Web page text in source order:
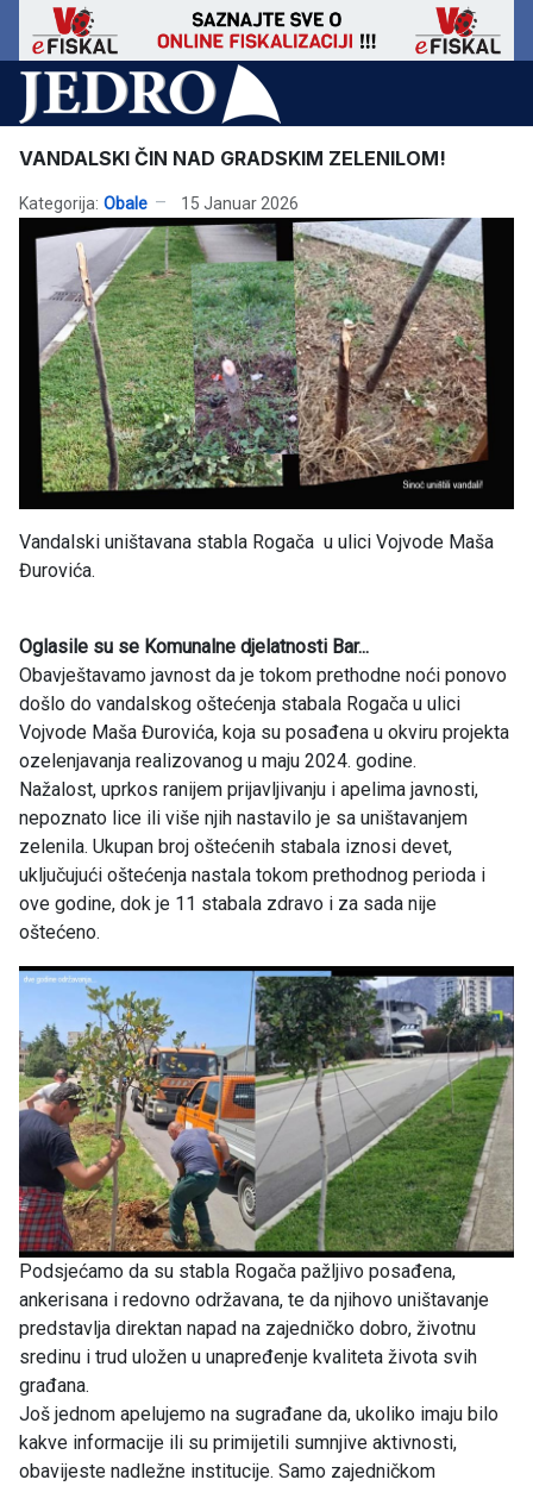
VANDALSKI ČIN NAD GRADSKIM ZELENILOM!
Kategorija: Obale 15 Januar 2026
Vandalski uništavana stabla Rogača u ulici Vojvode Maša
Đurovića.
Oglasile su se Komunalne djelatnosti Bar...
Obavještavamo javnost da je tokom prethodne noći ponovo
došlo do vandalskog oštećenja stabala Rogača u ulici
Vojvode Maša Đurovića, koja su posađena u okviru projekta
ozelenjavanja realizovanog u maju 2024. godine.
Nažalost, uprkos ranijem prijavljivanju i apelima javnosti,
nepoznato lice ili više njih nastavilo je sa uništavanjem
zelenila. Ukupan broj oštećenih stabala iznosi devet,
uključujući oštećenja nastala tokom prethodnog perioda i
ove godine, dok je 11 stabala zdravo i za sada nije
oštećeno.
Podsjećamo da su stabla Rogača pažljivo posađena,
ankerisana i redovno održavana, te da njihovo uništavanje
predstavlja direktan napad na zajedničko dobro, životnu
sredinu i trud uložen u unapređenje kvaliteta života svih
građana.
Još jednom apelujemo na sugrađane da, ukoliko imaju bilo
kakve informacije ili su primijetili sumnjive aktivnosti,
obavijeste nadležne institucije. Samo zajedničkom